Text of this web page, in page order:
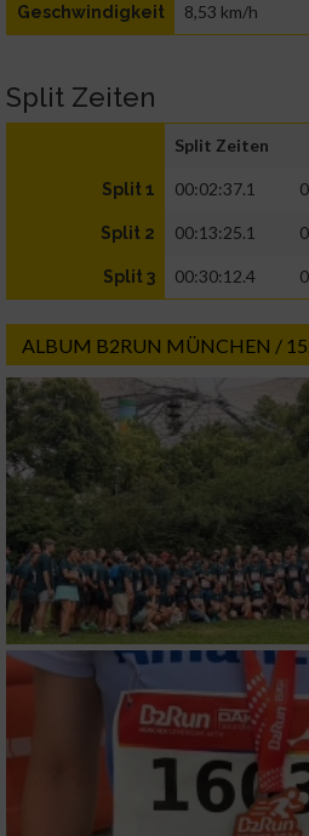
Geschwindigkeit 8,53 km/h
Split Zeiten
Split Zeiten
Split 1 00:02:37.1
Split 2 00:13:25.1
Split 3 00:30:12.4
ALBUM B2RUN MÜNCHEN /